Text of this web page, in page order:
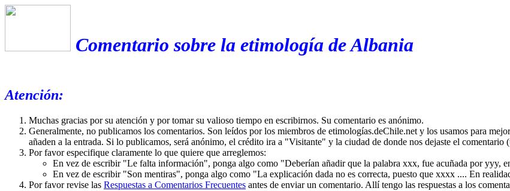
Comentario sobre la etimología de Albania
Atención:
Muchas gracias por su atención y por tomar su valioso tiempo en escribirnos. Su comentario es anónimo.
Generalmente, no publicamos los comentarios. Son leídos por los miembros de etimologías.deChile.net y los usamos para
añaden a la entrada. Si lo publicamos, será anónimo, el crédito ira a "Visitante" y la ciudad de donde nos dejaste el comentario
Por favor especifique claramente lo que quiere que arreglemos:
En vez de escribir "Le falta información", ponga algo como "Deberían añadir que la palabra xxx, fue acuñada por yyy,
En vez de escribir "Son mentiras", ponga algo como "La explicación dada no es correcta, puesto que xxxx .... En
Por favor revise las Respuestas a Comentarios Frecuentes antes de enviar un comentario. Allí tengo las respuestas a los